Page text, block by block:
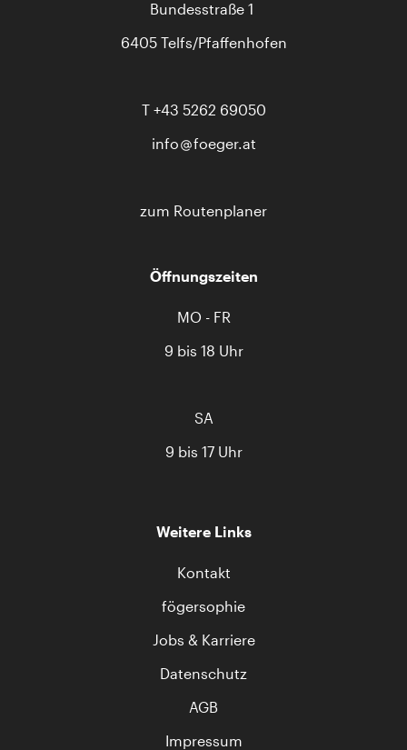
Bundesstraße 1
6405 Telfs/Pfaffenhofen
T +43 5262 69050
info
foeger.at
zum Routenplaner
Öffnungszeiten
MO - FR
9 bis 18 Uhr
SA
9 bis 17 Uhr
Weitere Links
Kontakt
fögersophie
Jobs & Karriere
Datenschutz
AGB
Impressum